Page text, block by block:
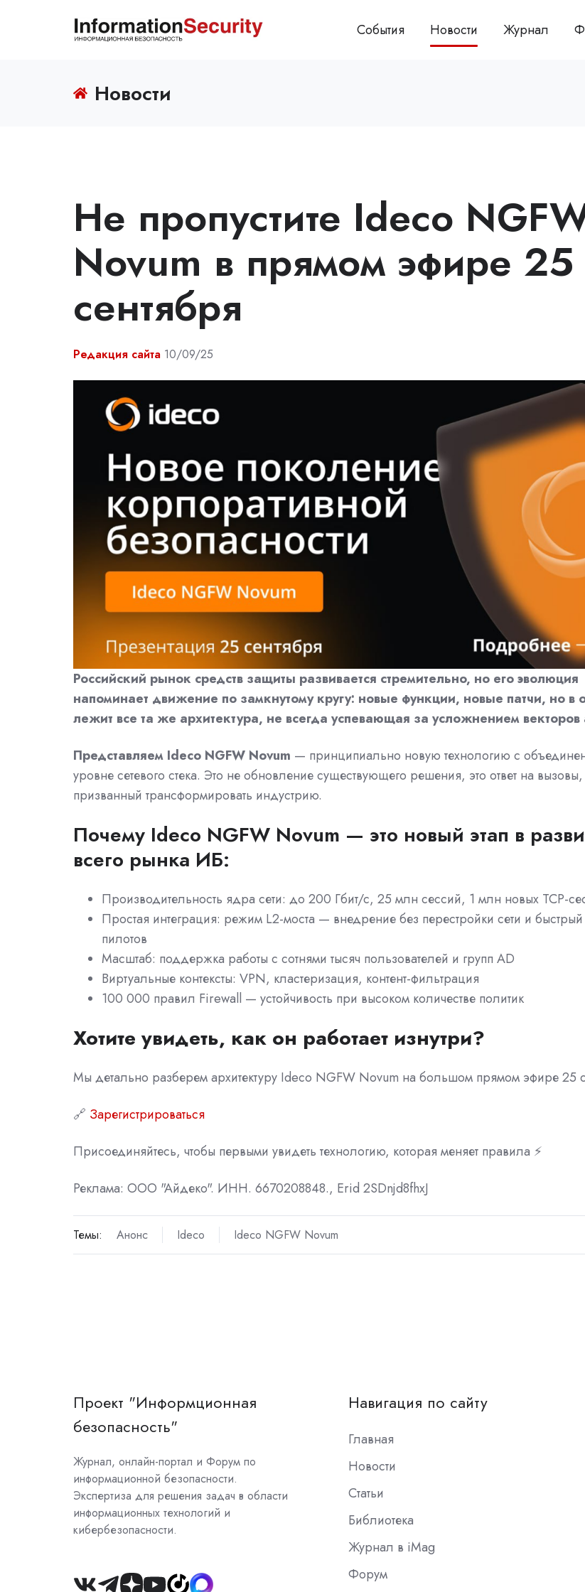
События Новости Журнал
Новости
Не пропустите Ideco
Novum в прямом эфире 25
сентября
Редакция сайта 10/09/25
Российский рынок средств защиты развивается стремительно, но его эволюция
напоминает движение по замкнутому кругу: новые функции, новые патчи, но в
лежит все та же архитектура, не всегда успевающая за усложнением векторов
Представляем Ideco NGFW Novum — принципиально новую технологию с
уровне сетевого стека. Это не обновление существующего решения, это ответ на вызовы,
призванный трансформировать индустрию.
Почему Ideco NGFW Novum — это новый этап в
всего рынка ИБ:
Производительность ядра сети: до 200 Гбит/с, 25 млн сессий, 1 млн новых TCP-
Простая интеграция: режим L2-моста — внедрение без перестройки сети и быстрый
пилотов
Масштаб: поддержка работы с сотнями тысяч пользователей и групп AD
Виртуальные контексты: VPN, кластеризация, контент-фильтрация
100 000 правил Firewall — устойчивость при высоком количестве политик
Хотите увидеть, как он работает изнутри?
Мы детально разберем архитектуру Ideco NGFW Novum на большом прямом эфире 25
🔗 Зарегистрироваться
Присоединяйтесь, чтобы первыми увидеть технологию, которая меняет правила ⚡️
Реклама: ООО "Айдеко". ИНН. 6670208848., Erid 2SDnjd8fhxJ
Темы: Анонс Ideco Ideco NGFW Novum
Проект "Информционная
безопасность"
Журнал, онлайн-портал и Форум по
информационной безопасности.
Экспертиза для решения задач в области
информационных технологий и
кибербезопасности.
Навигация по сайту
Главная
Новости
Статьи
Библиотека
Журнал в iMag
Форум